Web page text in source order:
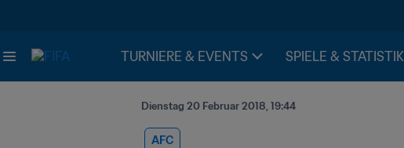
TURNIERE & EVENTS SPIELE &
Dienstag 20 Februar 2018, 19:44
AFC